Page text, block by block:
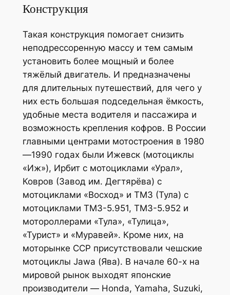
Конструкция
Такая конструкция помогает снизить
неподрессоренную массу и тем самым
установить более мощный и более
тяжёлый двигатель. И предназначены
для длительных путешествий, для чего у
них есть большая подседельная ёмкость,
удобные места водителя и пассажира и
возможность крепления кофров. В России
главными центрами мотостроения в 1980
—1990 годах были Ижевск (мотоциклы
«Иж»), Ирбит с мотоциклами «Урал»,
Ковров (Завод им. Дегтярёва) с
мотоциклами «Восход» и ТМЗ (Тула) с
мотоциклами ТМЗ-5.951, ТМЗ-5.952 и
мотороллерами «Тула», «Тулица»,
«Турист» и «Муравей». Кроме них, на
моторынке ССР присутствовали чешские
мотоциклы Jawa (Ява). В начале 60-х на
мировой рынок выходят японские
производители — Honda, Yamaha, Suzuki,